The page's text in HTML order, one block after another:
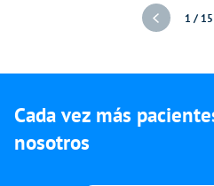
1 / 15
Cada vez más
nosotros